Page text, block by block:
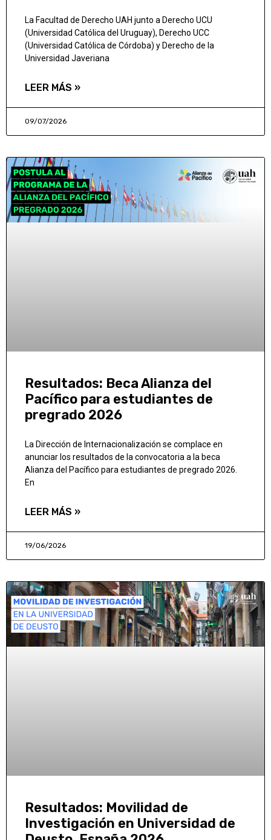
La Facultad de Derecho UAH junto a Derecho UCU
(Universidad Católica del Uruguay), Derecho UCC
(Universidad Católica de Córdoba) y Derecho de la
Universidad Javeriana
LEER MÁS »
09/07/2026
Resultados: Beca Alianza del
Pacífico para estudiantes de
pregrado 2026
La Dirección de Internacionalización se complace en
anunciar los resultados de la convocatoria a la beca
Alianza del Pacífico para estudiantes de pregrado 2026.
En
LEER MÁS »
19/06/2026
Resultados: Movilidad de
Investigación en Universidad de